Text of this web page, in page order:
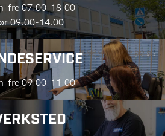
fre 07.00-18.00
09.00-14.00
fre 09.00-11.00